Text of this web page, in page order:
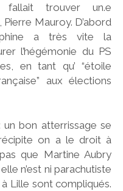
trouver un.e
Mauroy. D’abord
a très vite la
l’hégémonie du PS
en tant qu’ “étoile
aux élections
un bon atterrissage se
on a le droit à
que Martine Aubry
n’est ni parachutiste
Lille sont compliqués.